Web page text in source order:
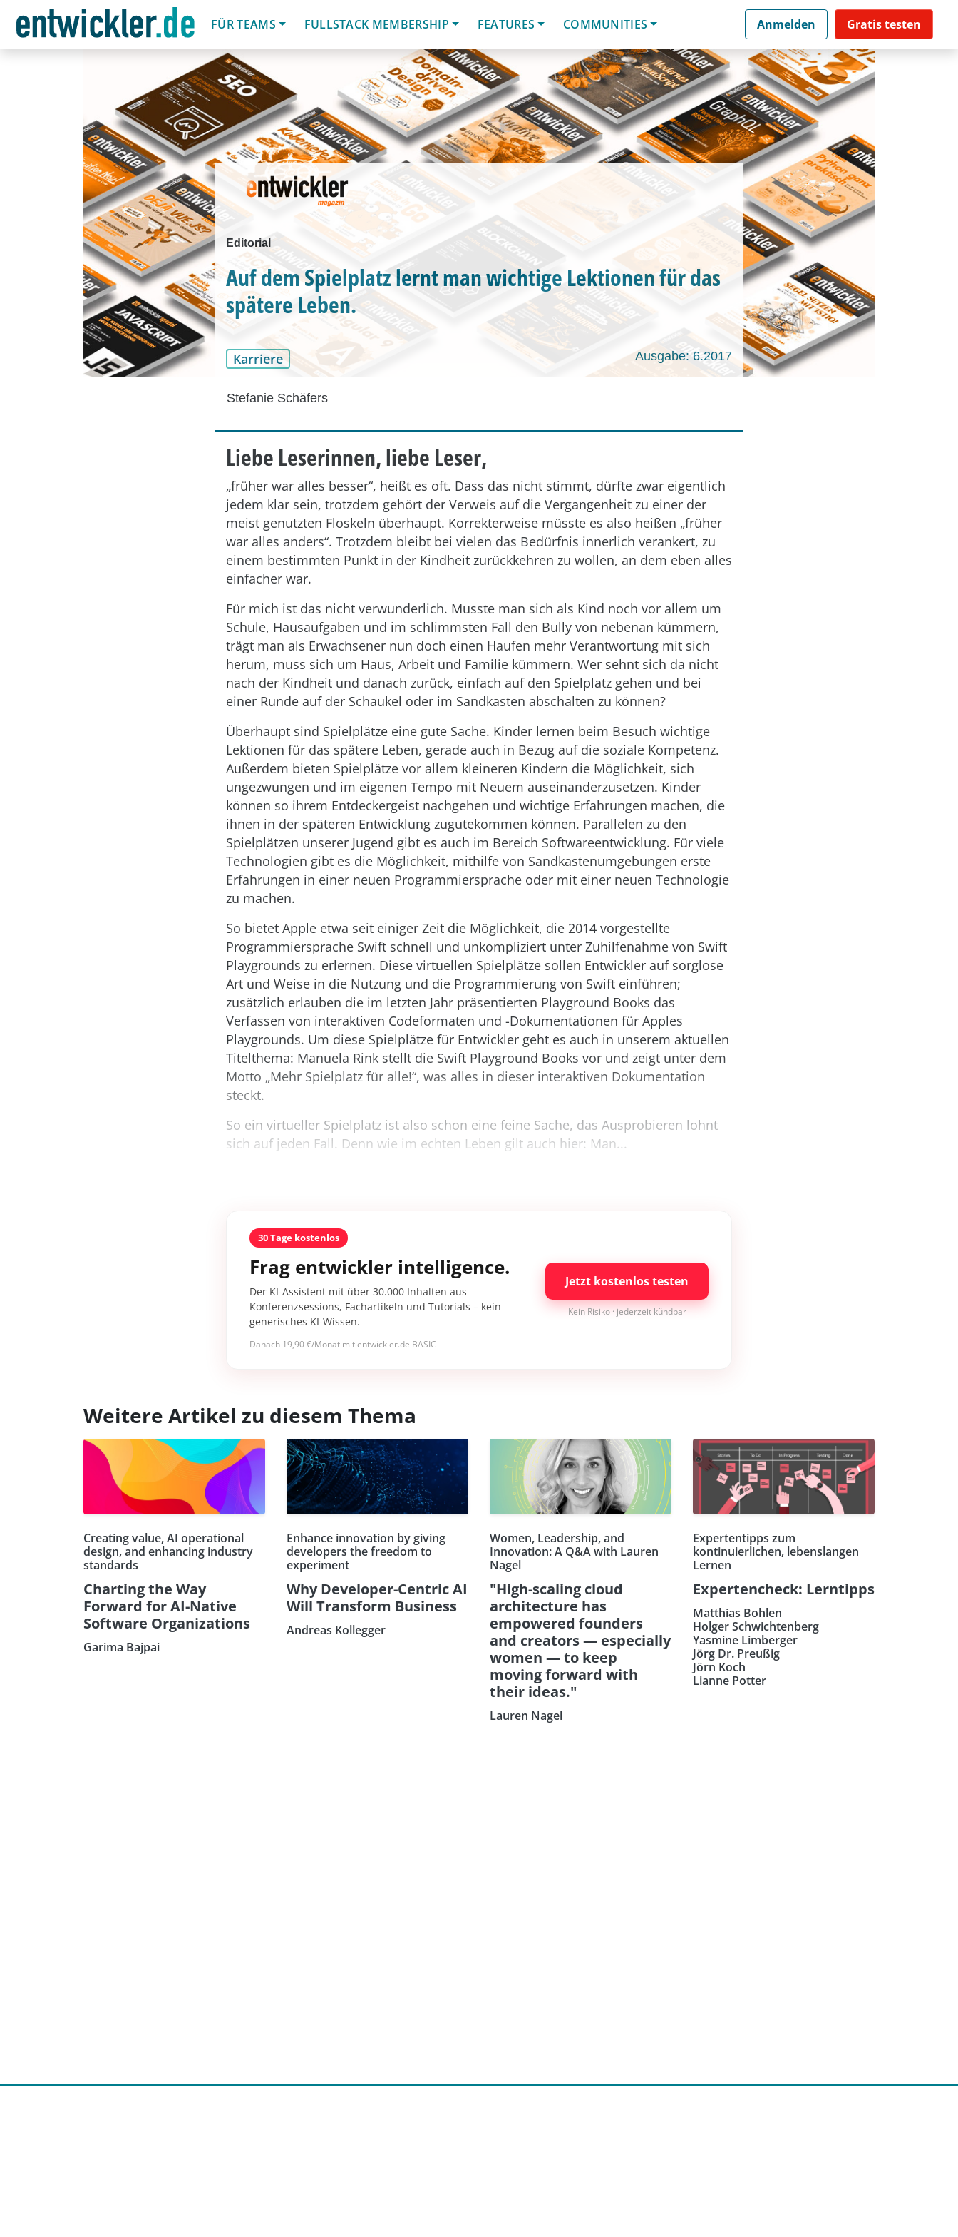
FÜR TEAMS
FULLSTACK MEMBERSHIP FEATURES COMMUNITIES Anmelden Gratis testen
Editorial
Auf dem Spielplatz lernt man wichtige Lektionen für das
spätere Leben.
Karriere Ausgabe: 6.2017
Stefanie Schäfers
Liebe Leserinnen, liebe Leser,
„früher war alles besser“, heißt es oft. Dass das nicht stimmt, dürfte zwar eigentlich
jedem klar sein, trotzdem gehört der Verweis auf die Vergangenheit zu einer der
meist genutzten Floskeln überhaupt. Korrekterweise müsste es also heißen „früher
war alles anders“. Trotzdem bleibt bei vielen das Bedürfnis innerlich verankert, zu
einem bestimmten Punkt in der Kindheit zurückkehren zu wollen, an dem eben alles
einfacher war.
Für mich ist das nicht verwunderlich. Musste man sich als Kind noch vor allem um
Schule, Hausaufgaben und im schlimmsten Fall den Bully von nebenan kümmern,
trägt man als Erwachsener nun doch einen Haufen mehr Verantwortung mit sich
herum, muss sich um Haus, Arbeit und Familie kümmern. Wer sehnt sich da nicht
nach der Kindheit und danach zurück, einfach auf den Spielplatz gehen und bei
einer Runde auf der Schaukel oder im Sandkasten abschalten zu können?
Überhaupt sind Spielplätze eine gute Sache. Kinder lernen beim Besuch wichtige
Lektionen für das spätere Leben, gerade auch in Bezug auf die soziale Kompetenz.
Außerdem bieten Spielplätze vor allem kleineren Kindern die Möglichkeit, sich
ungezwungen und im eigenen Tempo mit Neuem auseinanderzusetzen. Kinder
können so ihrem Entdeckergeist nachgehen und wichtige Erfahrungen machen, die
ihnen in der späteren Entwicklung zugutekommen können. Parallelen zu den
Spielplätzen unserer Jugend gibt es auch im Bereich Softwareentwicklung. Für viele
Technologien gibt es die Möglichkeit, mithilfe von Sandkastenumgebungen erste
Erfahrungen in einer neuen Programmiersprache oder mit einer neuen Technologie
zu machen.
So bietet Apple etwa seit einiger Zeit die Möglichkeit, die 2014 vorgestellte
Programmiersprache Swift schnell und unkompliziert unter Zuhilfenahme von Swift
Playgrounds zu erlernen. Diese virtuellen Spielplätze sollen Entwickler auf sorglose
Art und Weise in die Nutzung und die Programmierung von Swift einführen;
zusätzlich erlauben die im letzten Jahr präsentierten Playground Books das
Verfassen von interaktiven Codeformaten und -Dokumentationen für Apples
Playgrounds. Um diese Spielplätze für Entwickler geht es auch in unserem aktuellen
Titelthema: Manuela Rink stellt die Swift Playground Books vor und zeigt unter dem
Motto „Mehr Spielplatz für alle!“, was alles in dieser interaktiven Dokumentation
steckt.
So ein virtueller Spielplatz ist also schon eine feine Sache, das Ausprobieren lohnt
sich auf jeden Fall. Denn wie im echten Leben gilt auch hier: Man...
30 Tage kostenlos
Frag entwickler intelligence.
Der KI-Assistent mit über 30.000 Inhalten aus
Konferenzsessions, Fachartikeln und Tutorials – kein
generisches KI-Wissen.
Danach 19,90 €/Monat mit entwickler.de BASIC
Jetzt kostenlos testen
Kein Risiko · jederzeit kündbar
Weitere Artikel zu diesem Thema
Creating value, AI operational
design, and enhancing industry
standards
Charting the Way
Forward for AI-Native
Software Organizations
Garima Bajpai
Enhance innovation by giving
developers the freedom to
experiment
Why Developer-Centric AI
Will Transform Business
Andreas Kollegger
Women, Leadership, and
Innovation: A Q&A with Lauren
Nagel
"High-scaling cloud
architecture has
empowered founders
and creators — especially
women — to keep
moving forward with
their ideas."
Lauren Nagel
Expertentipps zum
kontinuierlichen, lebenslangen
Lernen
Expertencheck: Lerntipps
Matthias Bohlen
Holger Schwichtenberg
Yasmine Limberger
Jörg Dr. Preußig
Jörn Koch
Lianne Potter